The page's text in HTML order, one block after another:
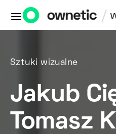
Sztuki wizualne
Jakub
Tomasz